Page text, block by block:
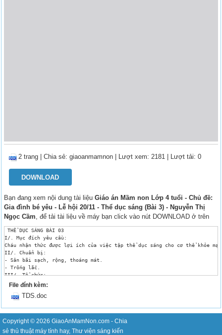
2 trang |Chia sẻ:giaoanmamnon | Lượt xem: 2181 | Lượt tải: 0
DOWNLOAD
Bạn đang xem nội dung tài liệuGiáo án Mầm non Lớp 4 tuổi - Chủ đề:
Gia đình bé yêu - Lễ hội 20/11 - Thể dục sáng (Bài 3) - Nguyễn Thị
Ngọc Cầm, để tải tài liệu về máy bạn click vào nút DOWNLOAD ở trên
THỂ DỤC SÁNG BÀI 03
I/. Mục đích yêu cầu:
Cháu nhận thức được lợi ích của việc tập thể dục sáng cho cơ thể khỏe
II/. Chuẩn bị:
- Sân bãi sạch, rộng, thoáng mát.
- Trống lắc.
III/. Tổ chức:
Khởi động:
- Cho cháu từ vòng tròn trở về 3 hàng ngang.
a/ Hô hấp: Thổi nơ bay (4 lần - 4 nhịp)
- Tư thế chuẩn bị: Cháu đứng tự nhiên.
- Thực hiện:
File đính kèm:
TDS.doc
Copyright © 2026 GiaoAnMamNon.com - Chia
sẻ thủ thuật máy tính hay, Thư viện sáng kiến